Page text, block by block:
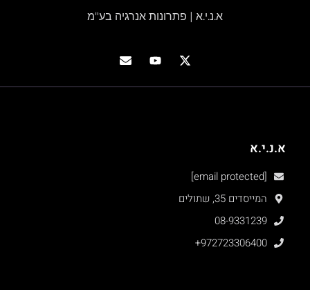
א.נ.י.א | פתרונות אנרגיה בע"מ
א.נ.י.א
[email protected]
המייסדים 35, שתולים
08-9331239
+972723306400